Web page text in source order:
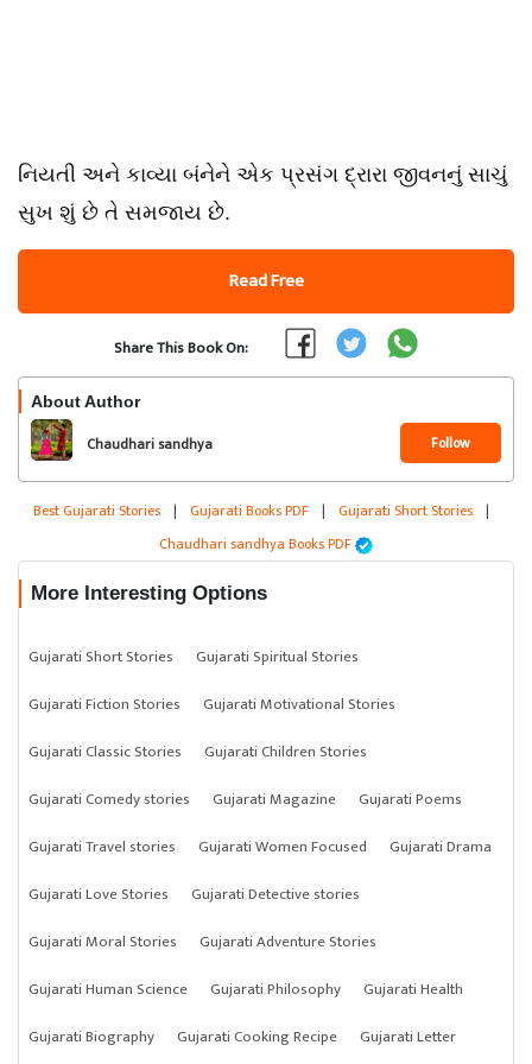
નિયતી અને કાવ્યા બંનેને એક પ્રસંગ દ્રારા જીવનનું સાચું
સુખ શું છે તે સમજાય છે.
Read Free
Share This Book On:
About Author
Chaudhari sandhya Follow
Best Gujarati Stories | Gujarati Books PDF | Gujarati Short Stories |
Chaudhari sandhya Books PDF
More Interesting Options
Gujarati Short Stories
Gujarati Spiritual Stories
Gujarati Fiction Stories
Gujarati Motivational Stories
Gujarati Classic Stories
Gujarati Children Stories
Gujarati Comedy stories
Gujarati Magazine
Gujarati Poems
Gujarati Travel stories
Gujarati Women Focused
Gujarati Drama
Gujarati Love Stories
Gujarati Detective stories
Gujarati Moral Stories
Gujarati Adventure Stories
Gujarati Human Science
Gujarati Philosophy
Gujarati Health
Gujarati Biography
Gujarati Cooking Recipe Gujarati Letter